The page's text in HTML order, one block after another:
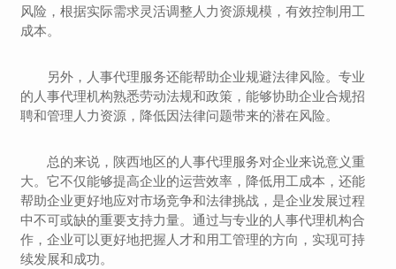
风险，根据实际需求灵活调整人力资源规模，有效控制用工
成本。
另外，人事代理服务还能帮助企业规避法律风险。专业
的人事代理机构熟悉劳动法规和政策，能够协助企业合规招
聘和管理人力资源，降低因法律问题带来的潜在风险。
总的来说，陕西地区的人事代理服务对企业来说意义重
大。它不仅能够提高企业的运营效率，降低用工成本，还能
帮助企业更好地应对市场竞争和法律挑战，是企业发展过程
中不可或缺的重要支持力量。通过与专业的人事代理机构合
作，企业可以更好地把握人才和用工管理的方向，实现可持
续发展和成功。